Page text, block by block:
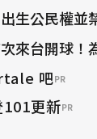
生公民權並
來台開球！
吧PR
更新PR